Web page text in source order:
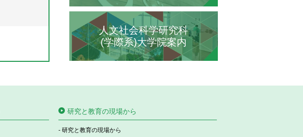
人文社会科学研究科
(学際系)大学院案内
研究と教育の現場から
研究と教育の現場から